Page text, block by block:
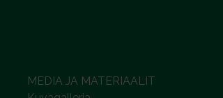
MEDIA JA MATERIAALIT